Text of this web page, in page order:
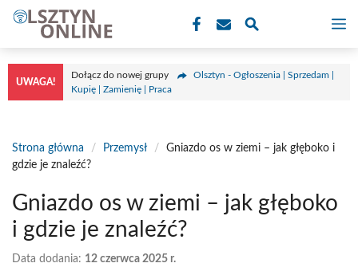
Przejdź
treści
UWAGA!
Dołącz do nowej grupy
Olsztyn - Ogłoszenia | Sprzedam |
Kupię | Zamienię | Praca
Strona główna / Przemysł /
Gniazdo os w ziemi – jak głęboko i
gdzie je znaleźć?
Gniazdo os w ziemi – jak głęboko
i gdzie je znaleźć?
Data dodania: 12 czerwca 2025 r.